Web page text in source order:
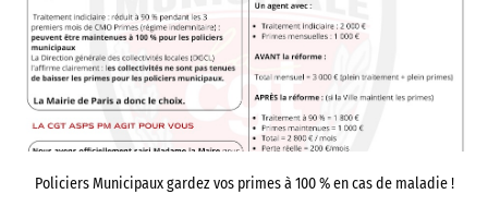
Policiers Municipaux gardez vos primes à 100 % en cas de maladie !